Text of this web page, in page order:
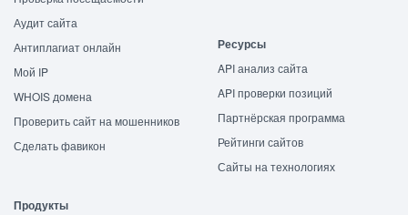
Аудит сайта
Антиплагиат онлайн
Мой IP
WHOIS домена
Проверить сайт на мошенников
Сделать фавикон
Ресурсы
API анализ сайта
API проверки позиций
Партнёрская программа
Рейтинги сайтов
Сайты на технологиях
Продукты